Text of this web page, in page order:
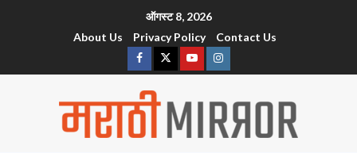
ऑगस्ट 8, 2026
About Us
Privacy Policy Contact Us